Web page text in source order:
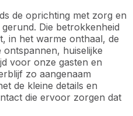
de oprichting met zorg en
Die betrokkenheid
in het warme onthaal, de
huiselijke
voor onze gasten en
zo aangenaam
de kleine details en
die ervoor zorgen dat